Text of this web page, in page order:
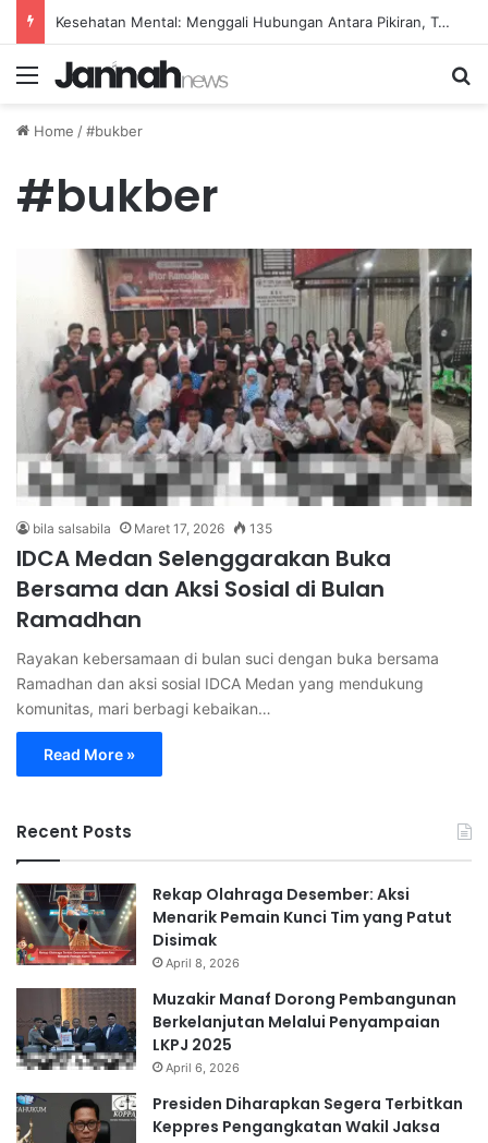
Kesehatan Mental: Menggali Hubungan Antara Pikiran, Tubuh, dan Emosi secara Mendalam
Menu
Home /#bukber
#bukber
bila salsabila Maret 17, 2026 135
IDCA Medan Selenggarakan Buka
Bersama dan Aksi Sosial di Bulan
Ramadhan
Rayakan kebersamaan di bulan suci dengan buka bersama
Ramadhan dan aksi sosial IDCA Medan yang mendukung
komunitas, mari berbagi kebaikan…
Read More »
Recent Posts
Rekap Olahraga Desember: Aksi
Menarik Pemain Kunci Tim yang Patut
Disimak
April 8, 2026
Muzakir Manaf Dorong Pembangunan
Berkelanjutan Melalui Penyampaian
LKPJ 2025
April 6, 2026
Presiden Diharapkan Segera Terbitkan
Keppres Pengangkatan Wakil Jaksa